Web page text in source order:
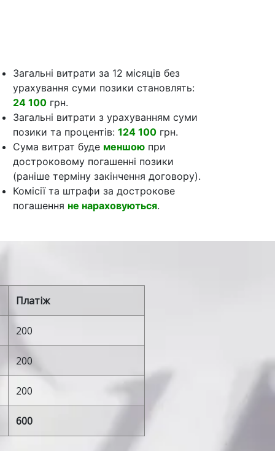
Загальні витрати за 12 місяців без
урахування суми позики становлять:
24 100 грн.
Загальні витрати з урахуванням суми
позики та процентів: 124 100 грн.
Сума витрат буде меншою при
достроковому погашенні позики
(раніше терміну закінчення договору).
Комісії та штрафи за дострокове
погашення не нараховуються.
Платіж
200
200
200
600